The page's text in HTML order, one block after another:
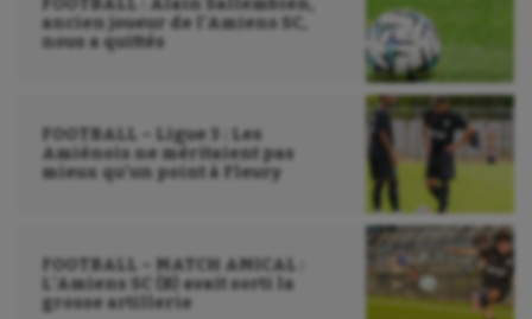
FOOTBALL : Alain Sallembien,
ancien joueur de l’Amiens SC,
nous a quittés
FOOTBALL – Ligue 3 : Les
Amiénois ne méritaient pas
mieux qu’un point à Fleury
FOOTBALL – MATCH AMICAL :
L’Amiens SC (B) avait sorti la
grosse artillerie